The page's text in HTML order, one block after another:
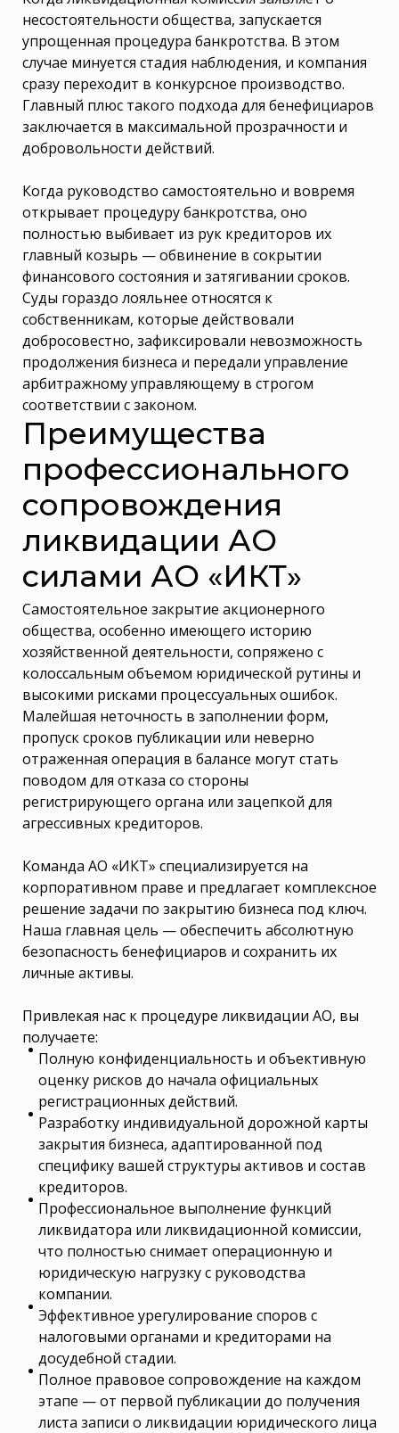
несостоятельности общества, запускается
упрощенная процедура банкротства. В этом
случае минуется стадия наблюдения, и компания
сразу переходит в конкурсное производство.
Главный плюс такого подхода для бенефициаров
заключается в максимальной прозрачности и
добровольности действий.
Когда руководство самостоятельно и вовремя
открывает процедуру банкротства, оно
полностью выбивает из рук кредиторов их
главный козырь — обвинение в сокрытии
финансового состояния и затягивании сроков.
Суды гораздо лояльнее относятся к
собственникам, которые действовали
добросовестно, зафиксировали невозможность
продолжения бизнеса и передали управление
арбитражному управляющему в строгом
соответствии с законом.
Преимущества
профессионального
сопровождения
ликвидации АО
силами АО «ИКТ»
Самостоятельное закрытие акционерного
общества, особенно имеющего историю
хозяйственной деятельности, сопряжено с
колоссальным объемом юридической рутины и
высокими рисками процессуальных ошибок.
Малейшая неточность в заполнении форм,
пропуск сроков публикации или неверно
отраженная операция в балансе могут стать
поводом для отказа со стороны
регистрирующего органа или зацепкой для
агрессивных кредиторов.
Команда АО «ИКТ» специализируется на
корпоративном праве и предлагает комплексное
решение задачи по закрытию бизнеса под ключ.
Наша главная цель — обеспечить абсолютную
безопасность бенефициаров и сохранить их
личные активы.
Привлекая нас к процедуре ликвидации АО, вы
получаете:
Полную конфиденциальность и объективную
оценку рисков до начала официальных
регистрационных действий.
Разработку индивидуальной дорожной карты
закрытия бизнеса, адаптированной под
специфику вашей структуры активов и состав
кредиторов.
Профессиональное выполнение функций
ликвидатора или ликвидационной комиссии,
что полностью снимает операционную и
юридическую нагрузку с руководства
компании.
Эффективное урегулирование споров с
налоговыми органами и кредиторами на
досудебной стадии.
Полное правовое сопровождение на каждом
этапе — от первой публикации до получения
листа записи о ликвидации юридического лица